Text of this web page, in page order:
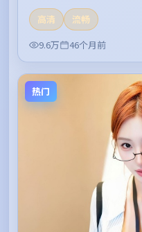
高清
流畅
9.6万
46个月前
热门